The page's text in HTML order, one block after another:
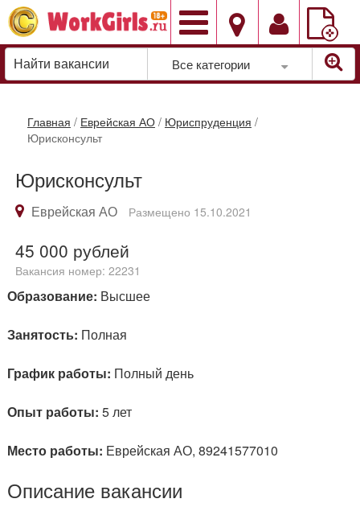
Добавить
вакансию
Все категории
Главная / Еврейская АО / Юриспруденция /
Юрисконсульт
Юрисконсульт
Еврейская АО Размещено 15.10.2021
45 000 рублей
Вакансия номер: 22231
Образование: Высшее
Занятость: Полная
График работы: Полный день
Опыт работы: 5 лет
Место работы: Еврейская АО, 89241577010
Описание вакансии